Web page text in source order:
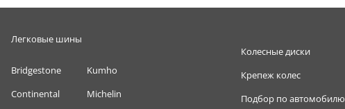
Легковые шины
Bridgestone
Continental
Kumho
Michelin
Колесные диски
Крепеж колес
Подбор по автомобилю